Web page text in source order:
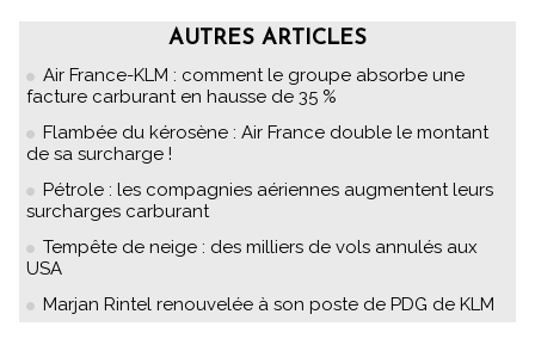
AUTRES ARTICLES
Air France-KLM : comment le groupe absorbe une
facture carburant en hausse de 35 %
Flambée du kérosène : Air France double le montant
de sa surcharge !
Pétrole : les compagnies aériennes augmentent leurs
surcharges carburant
Tempête de neige : des milliers de vols annulés aux
USA
Marjan Rintel renouvelée à son poste de PDG de KLM